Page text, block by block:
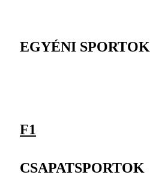
EGYÉNI SPORTOK
F1
CSAPATSPORTOK